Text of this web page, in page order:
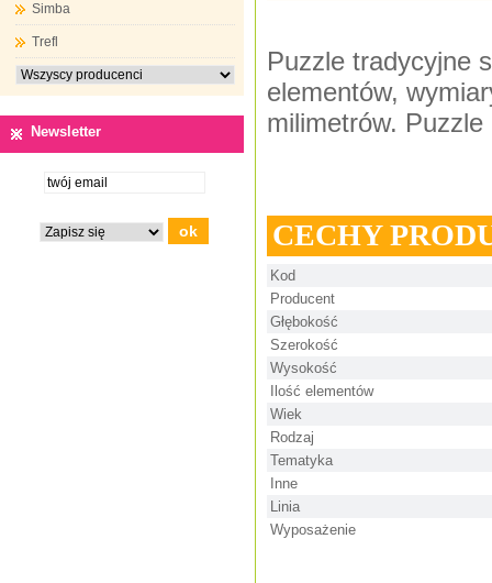
Simba
Trefl
Newsletter
Puzzle tradycyjne
elementów,
milimetrów.
CECHY
Kod
Producent
Głębokość
Szerokość
Wysokość
Ilość elementów
Wiek
Rodzaj
Tematyka
Inne
Linia
Wyposażenie